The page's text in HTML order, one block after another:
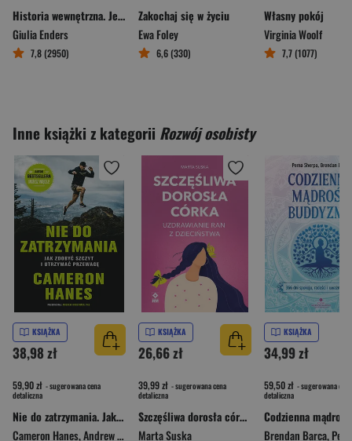
Historia wewnętrzna. Jelita – najbardziej fascynujący organ naszego ciała
Giulia Enders
7,8 (2950)
Zakochaj się w życiu
Ewa Foley
6,6 (330)
Własny pokój
Virginia Woolf
7,7 (1077)
Inne książki z kategorii Rozwój osobisty
KSIĄŻKA
38,98 zł
59,90 zł - sugerowana cena
detaliczna
Nie do zatrzymania. Jak zdobyć szczyt i utrzymać przewagę
Cameron Hanes,Andrew D. Huberman
KSIĄŻKA
26,66 zł
39,99 zł - sugerowana cena
detaliczna
Szczęśliwa dorosła córka Uzdrawianie ran z dzieciństwa
Marta Suska
KSIĄŻKA
34,99 zł
59,50 zł - sugerowana cena
detaliczna
Brendan Barca,Pema